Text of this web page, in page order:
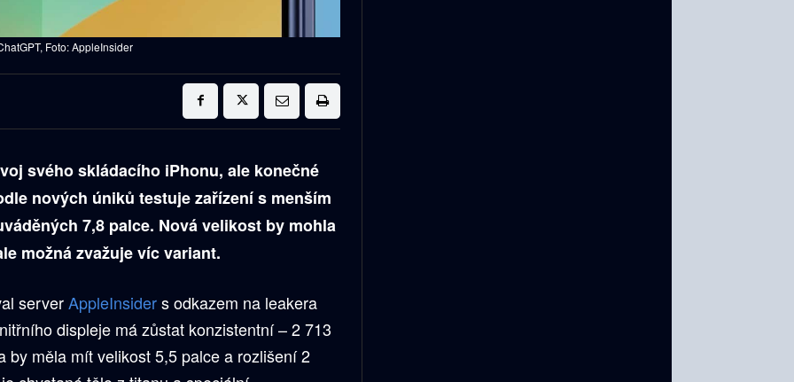
Foto: AppleInsider
svého skládacího iPhonu, ale konečné
nových úniků testuje zařízení s menším
7,8 palce. Nová velikost by mohla
možná zvažuje víc variant.
serverAppleInsiders odkazem na leakera
displeje má zůstat konzistentní – 2 713
by měla mít velikost 5,5 palce a rozlišení 2